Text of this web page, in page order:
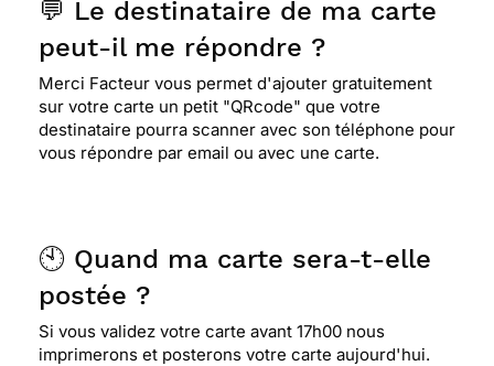
💬 Le destinataire de ma carte
peut-il me répondre ?
Merci Facteur vous permet d'ajouter gratuitement
sur votre carte un petit "QRcode" que votre
destinataire pourra scanner avec son téléphone pour
vous répondre par email ou avec une carte.
🕙 Quand ma carte sera-t-elle
postée ?
Si vous validez votre carte avant 17h00 nous
imprimerons et posterons votre carte aujourd'hui.